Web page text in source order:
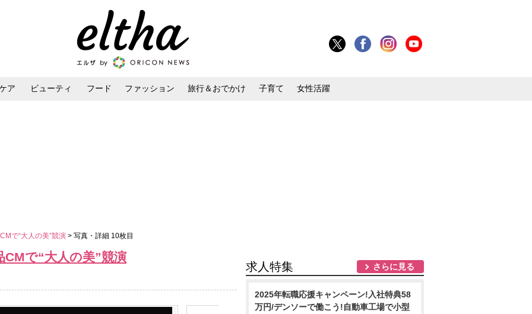
ア ビューティ フード ファッション 旅行＆おでかけ 子育て 女性活躍
で“大人の美”競演 > 写真・詳細 10枚目
CMで“大人の美”競演
求人特集 さらに見る
2025年転職応援キャンペーン!入社特典58
万円/デンソーで働こう!自動車工場で小型